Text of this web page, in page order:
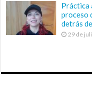
Práctica
proceso
detrás
29 de